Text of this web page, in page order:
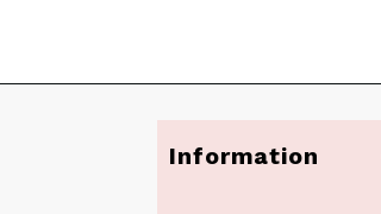
Information